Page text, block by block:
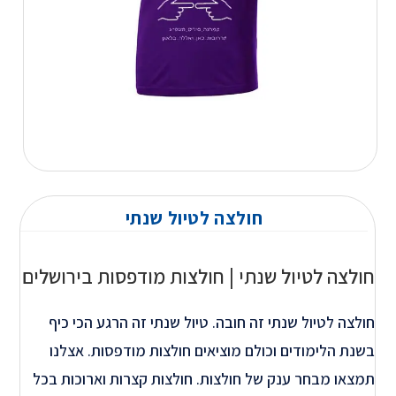
חולצה לטיול שנתי
חולצה לטיול שנתי | חולצות מודפסות בירושלים
חולצה לטיול שנתי זה חובה. טיול שנתי זה הרגע הכי כיף
בשנת הלימודים וכולם מוציאים חולצות מודפסות. אצלנו
תמצאו מבחר ענק של חולצות. חולצות קצרות וארוכות בכל